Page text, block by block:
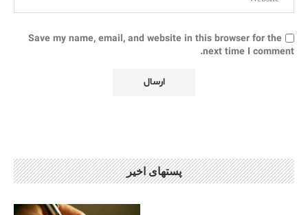
Save my name, email, and website in this browser for the
next time I comment.
پستهای اخیر